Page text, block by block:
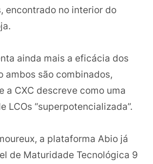
encontrado no interior do
ainda mais a eficácia dos
ambos são combinados,
a CXC descreve como uma
LCOs “superpotencializada”.
a plataforma Abio já
de Maturidade Tecnológica 9